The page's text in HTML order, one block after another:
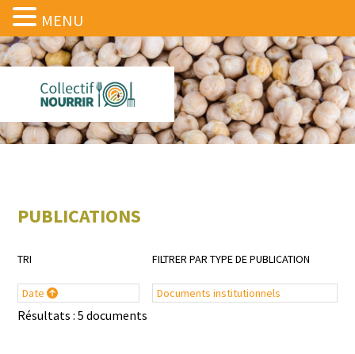
PUBLICATIONS
TRI
Date
FILTRER PAR TYPE DE PUBLICATION
Documents institutionnels
Résultats : 5 documents
MENU